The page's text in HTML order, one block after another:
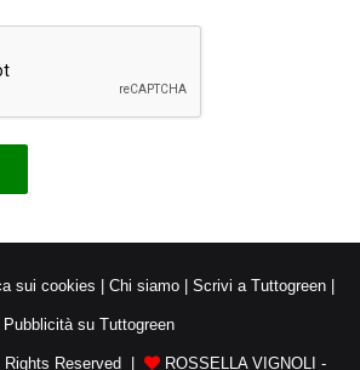
sui cookies | Chi siamo| Scrivi a Tuttogreen|
Pubblicità su Tuttogreen
Rights Reserved | ROSSELLA VIGNOLI -